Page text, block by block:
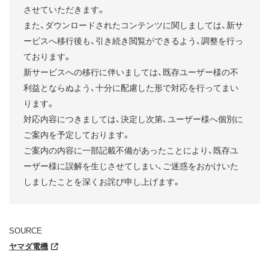
させていただきます。
また、ダウンロードされたコンテンツに関しましては、新サ
ービスへ移行後も、引き続き閲覧ができるよう、調整を行っ
ております。
新サービスへの移行に伴いましては、既存ユーザー様の不
利益とならぬよう、十分に配慮した形で対応を行ってまい
ります。
対応内容につきましては、決定し次第、ユーザー様へ個別に
ご案内を予定しております。
ご案内の内容に一部記載不備があったことにより、既存ユ
ーザー様に誤解を生じさせてしまい、ご迷惑をおかけいた
しましたことを深くお詫び申し上げます。
SOURCE
ヤマダ電機